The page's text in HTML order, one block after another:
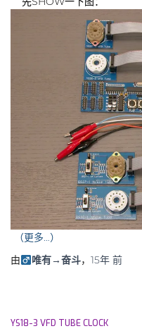
（更多…）
由
唯有→奋斗， 15年前
YS18-3 VFD TUBE CLOCK